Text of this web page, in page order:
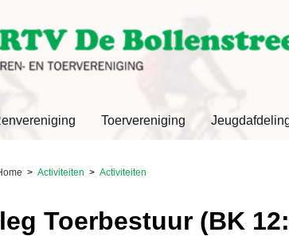
Toervereniging
Activiteiten Activiteiten
Toerbestuur (BK